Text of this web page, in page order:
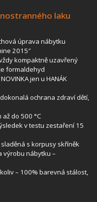
laku
úprava nábytku
2015″
kompaktně uzavřený
formaldehyd
jen u HANÁK
ochrana zdraví dětí,
do 500 °C
v testu zestaření 15
s korpusy skříněk
výrobu nábytku –
– 100% barevná stálost,